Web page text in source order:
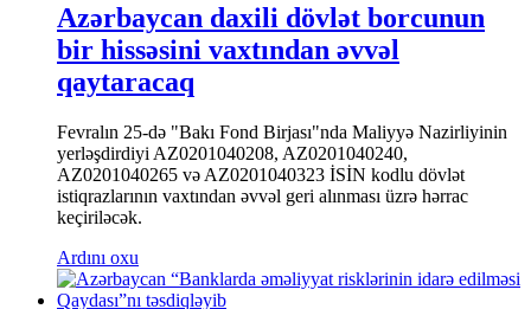
Azərbaycan daxili dövlət borcunun
bir hissəsini vaxtından əvvəl
qaytaracaq
Fevralın 25-də "Bakı Fond Birjası"nda Maliyyə Nazirliyinin
yerləşdirdiyi AZ0201040208, AZ0201040240,
AZ0201040265 və AZ0201040323 İSİN kodlu dövlət
istiqrazlarının vaxtından əvvəl geri alınması üzrə hərrac
keçiriləcək.
Ardını oxu